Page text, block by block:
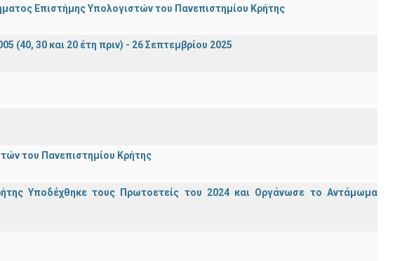
Επιστήμης Υπολογιστών του Πανεπιστημίου Κρήτης
(40, 30 και 20 έτη πριν) - 26 Σεπτεμβρίου 2025
του Πανεπιστημίου Κρήτης
Υποδέχθηκε τους Πρωτοετείς του 2024 και Οργάνωσε το Αντάμωμα